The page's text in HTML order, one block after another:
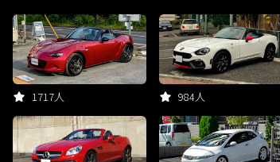
1717人 984人